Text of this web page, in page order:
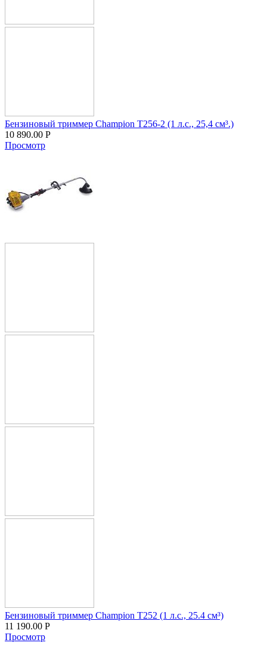
Бензиновый триммер Champion T256-2 (1 л.с., 25,4 см³.)
10 890.00 Р
Просмотр
Бензиновый триммер Champion T252 (1 л.с., 25.4 см³)
11 190.00 Р
Просмотр